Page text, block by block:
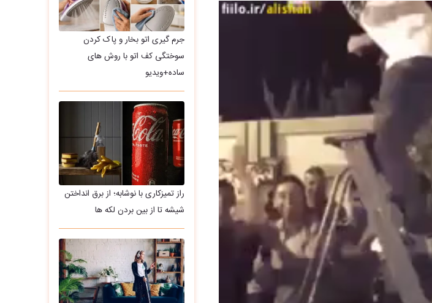
جرم گیری اتو بخار و پاک کردن
سوختگی کف اتو با روش های
ساده+ویدیو
راز تمیزکاری با نوشابه؛ از برق انداختن
شیشه تا از بین بردن لکه ها